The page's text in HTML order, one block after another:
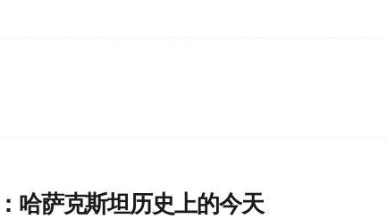
哈萨克斯坦历史上的今天